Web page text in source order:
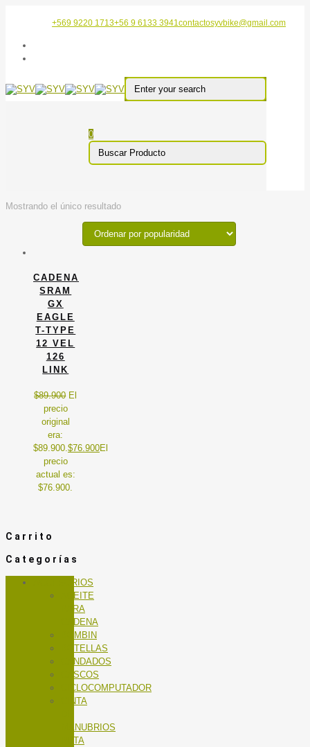
+569 9220 1713+56 9 6133 3941contactosyvbike@gmail.com
0
Mostrando el único resultado
CADENA
SRAM
GX
EAGLE
T-TYPE
12 VEL
126
LINK
$89.900 El
precio
original
era:
$89.900. $76.900El
precio
actual es:
$76.900.
Carrito
Categorías
ACCESORIOS
ACEITE
PARA
CADENA
BOMBIN
BOTELLAS
CANDADOS
CASCOS
CICLOCOMPUTADOR
CINTA
MANUBRIOS
RUTA